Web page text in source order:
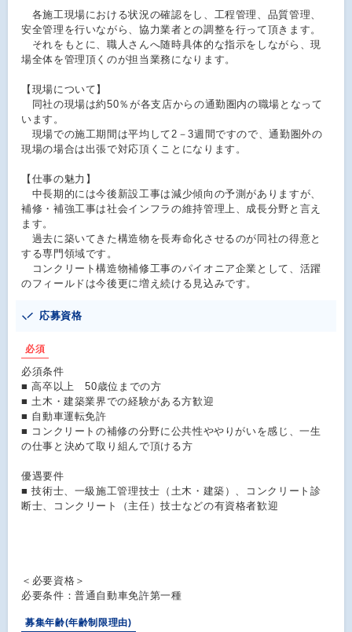
各施工現場における状況の確認をし、工程管理、品質管理、
安全管理を行いながら、協力業者との調整を行って頂きます。
それをもとに、職人さんへ随時具体的な指示をしながら、現
場全体を管理頂くのが担当業務になります。
【現場について】
同社の現場は約50％が各支店からの通勤圏内の職場となって
います。
現場での施工期間は平均して2－3週間ですので、通勤圏外の
現場の場合は出張で対応頂くことになります。
【仕事の魅力】
中長期的には今後新設工事は減少傾向の予測がありますが、
補修・補強工事は社会インフラの維持管理上、成長分野と言え
ます。
過去に築いてきた構造物を長寿命化させるのが同社の得意と
する専門領域です。
コンクリート構造物補修工事のパイオニア企業として、活躍
のフィールドは今後更に増え続ける見込みです。
応募資格
必須
必須条件
■ 高卒以上 50歳位までの方
■ 土木・建築業界での経験がある方歓迎
■ 自動車運転免許
■ コンクリートの補修の分野に公共性ややりがいを感じ、一生
の仕事と決めて取り組んで頂ける方
優遇要件
■ 技術士、一級施工管理技士（土木・建築）、コンクリート診
断士、コンクリート（主任）技士などの有資格者歓迎
＜必要資格＞
必要条件：普通自動車免許第一種
募集年齢(年齢制限理由)